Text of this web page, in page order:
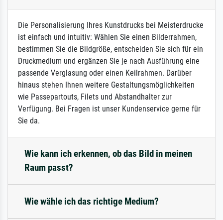
Die Personalisierung Ihres Kunstdrucks bei Meisterdrucke
ist einfach und intuitiv: Wählen Sie einen Bilderrahmen,
bestimmen Sie die Bildgröße, entscheiden Sie sich für ein
Druckmedium und ergänzen Sie je nach Ausführung eine
passende Verglasung oder einen Keilrahmen. Darüber
hinaus stehen Ihnen weitere Gestaltungsmöglichkeiten
wie Passepartouts, Filets und Abstandhalter zur
Verfügung. Bei Fragen ist unser Kundenservice gerne für
Sie da.
Wie kann ich erkennen, ob das Bild in meinen
Raum passt?
Wie wähle ich das richtige Medium?